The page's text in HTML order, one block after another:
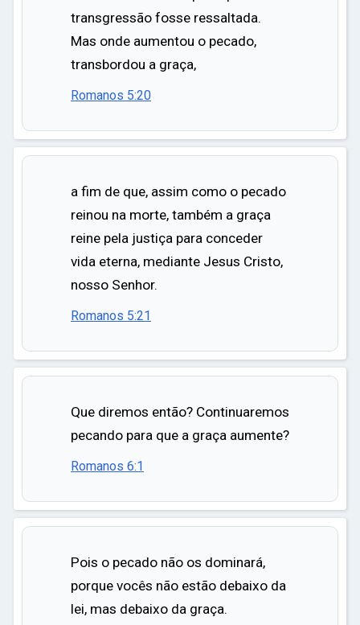
transgressão fosse ressaltada.
Mas onde aumentou o pecado,
transbordou a graça,
Romanos 5:20
a fim de que, assim como o pecado
reinou na morte, também a graça
reine pela justiça para conceder
vida eterna, mediante Jesus Cristo,
nosso Senhor.
Romanos 5:21
Que diremos então? Continuaremos
pecando para que a graça aumente?
Romanos 6:1
Pois o pecado não os dominará,
porque vocês não estão debaixo da
lei, mas debaixo da graça.